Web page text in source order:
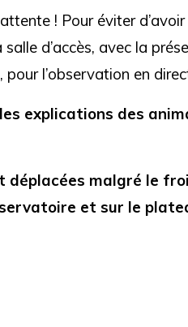
! Pour éviter
d’accès, avec la
l’observation en
explications des
déplacées malgré le
et sur le